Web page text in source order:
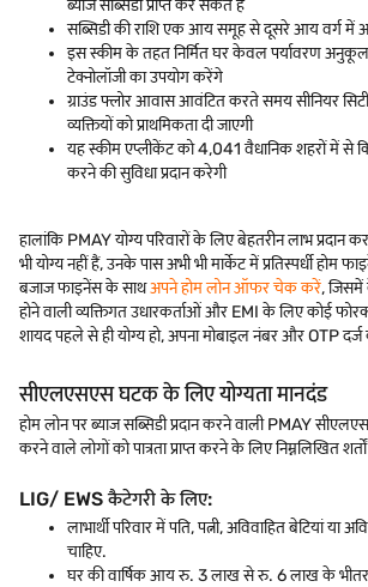
ब्याज सब्सिडी प्राप्त कर सकते हैं
सब्सिडी की राशि एक आय समूह से दूसरे आय वर्ग में
इस स्कीम के तहत निर्मित घर केवल पर्यावरण
टेक्नोलॉजी का उपयोग करेंगे
ग्राउंड फ्लोर आवास आवंटित करते समय सीनियर
व्यक्तियों को प्राथमिकता दी जाएगी
यह स्कीम एप्लीकेंट को 4,041 वैधानिक शहरों में से
करने की सुविधा प्रदान करेगी
हालांकि PMAY योग्य परिवारों के लिए बेहतरीन लाभ प्रदान
भी योग्य नहीं हैं, उनके पास अभी भी मार्केट में प्रतिस्पर्धी होम
बजाज फाइनेंस के साथअपने होम लोन ऑफर चेक करें,
होने वाली व्यक्तिगत उधारकर्ताओं और EMI के लिए कोई
शायद पहले से ही योग्य हो, अपना मोबाइल नंबर और OTP
सीएलएसएस घटक के लिए योग्यता मानदंड
होम लोन पर ब्याज सब्सिडी प्रदान करने वाली PMAY
करने वाले लोगों को पात्रता प्राप्त करने के लिए निम्नलिखित
LIG/ EWS कैटेगरी के लिए:
लाभार्थी परिवार में पति, पत्नी, अविवाहित बेटियां या
चाहिए.
घर की वार्षिक आय रु. 3 लाख से रु. 6 लाख के भीतर